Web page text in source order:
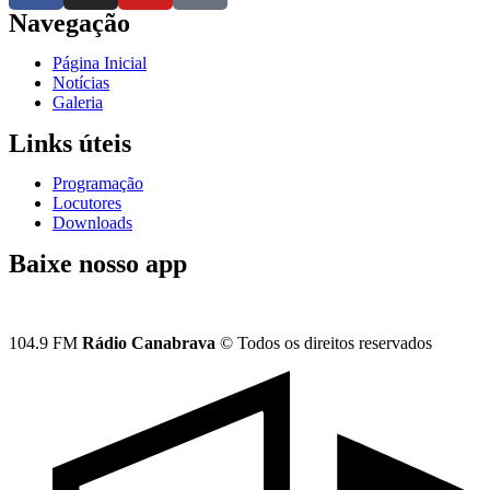
Navegação
Página Inicial
Notícias
Galeria
Links úteis
Programação
Locutores
Downloads
Baixe nosso app
104.9 FM Rádio Canabrava © Todos os direitos reservados